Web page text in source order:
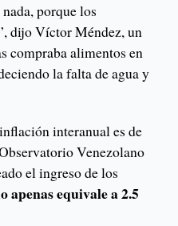
porque los
dijo Víctor Méndez, un
compraba alimentos en
la falta de agua y
interanual es de
Venezolano
el ingreso de los
apenas equivale a 2.5